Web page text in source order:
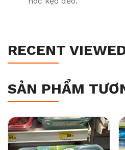
RECENT
SẢN PHẨM